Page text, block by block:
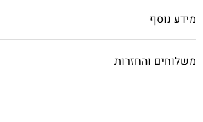
מידע נוסף
משלוחים והחזרות